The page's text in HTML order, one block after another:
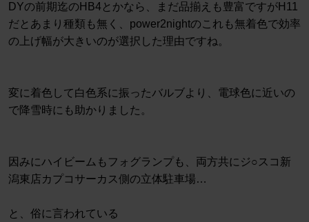
DYの前期迄のHB4とかなら、まだ品揃えも豊富ですがH11
だとあまり種類も無く、power2nightのこれも無着色で効率
の上げ幅が大きいのが選択した理由ですね。
変に着色して白色系に振ったバルブより、電球色に近いの
で降雪時にも助かりました。
因みにハイビームもフォグランプも、両方共にジ○スコ新
潟東店カプコサーカス側の立体駐車場…
と、俗に言われている